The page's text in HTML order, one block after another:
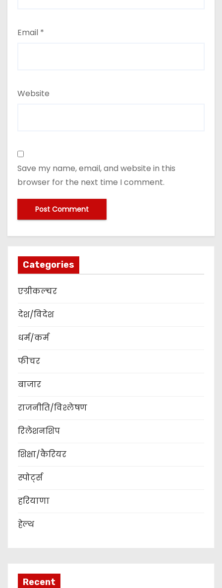
Email *
Website
Save my name, email, and website in this
browser for the next time I comment.
Categories
एग्रीकल्चर
देश/विदेश
धर्म/कर्म
फीचर
बाजार
राजनीति/विश्लेषण
रिलेशनशिप
शिक्षा/कैरियर
स्पोर्ट्स
हरियाणा
हेल्थ
Recent